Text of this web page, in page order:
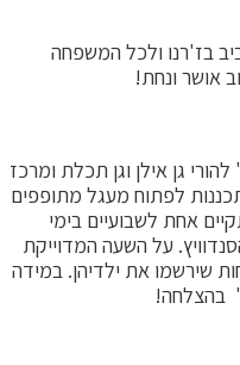
בז'רנו ולכל המשפחה
אושר ונחת!
גן אילן וגן תכלת ומרכז
לפתוח מעגל מתופפים
אחת לשבועיים בימי
על השעה המדוייקת
שירשמו את ילדיהן. במידה
בהצלחה!